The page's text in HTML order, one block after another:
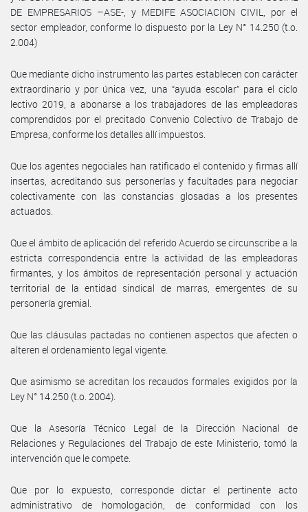
DE EMPRESARIOS –ASE-, y MEDIFE ASOCIACION CIVIL, por el
sector empleador, conforme lo dispuesto por la Ley N° 14.250 (t.o.
2.004)
Que mediante dicho instrumento las partes establecen con carácter
extraordinario y por única vez, una “ayuda escolar” para el ciclo
lectivo 2019, a abonarse a los trabajadores de las empleadoras
comprendidos por el precitado Convenio Colectivo de Trabajo de
Empresa, conforme los detalles allí impuestos.
Que los agentes negociales han ratificado el contenido y firmas allí
insertas, acreditando sus personerías y facultades para negociar
colectivamente con las constancias glosadas a los presentes
actuados.
Que el ámbito de aplicación del referido Acuerdo se circunscribe a la
estricta correspondencia entre la actividad de las empleadoras
firmantes, y los ámbitos de representación personal y actuación
territorial de la entidad sindical de marras, emergentes de su
personería gremial.
Que las cláusulas pactadas no contienen aspectos que afecten o
alteren el ordenamiento legal vigente.
Que asimismo se acreditan los recaudos formales exigidos por la
Ley N° 14.250 (t.o. 2004).
Que la Asesoría Técnico Legal de la Dirección Nacional de
Relaciones y Regulaciones del Trabajo de este Ministerio, tomó la
intervención que le compete.
Que por lo expuesto, corresponde dictar el pertinente acto
administrativo de homologación, de conformidad con los